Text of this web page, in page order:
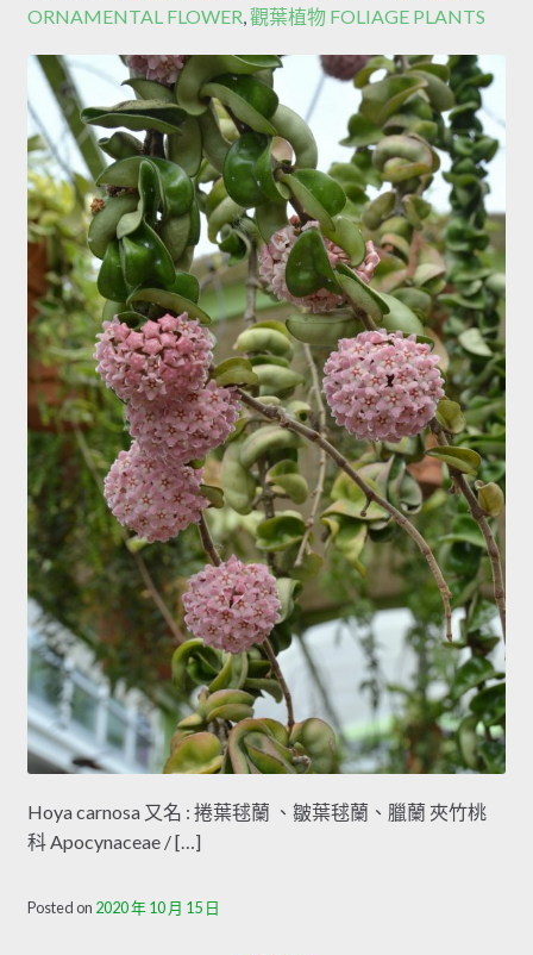
ORNAMENTAL FLOWER,觀葉植物 FOLIAGE PLANTS
Hoya carnosa 又名 : 捲葉毬蘭 、皺葉毬蘭、臘蘭 夾竹桃
科 Apocynaceae / […]
Posted on 2020 年 10 月 15 日